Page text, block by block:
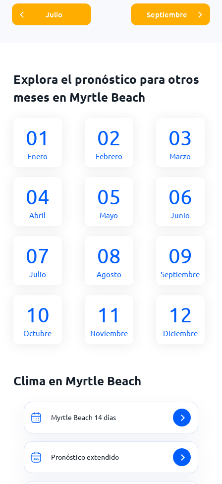
Julio Septiembre
Explora el pronóstico para otros
meses en Myrtle Beach
01
Enero
02
Febrero
03
Marzo
04
Abril
05
Mayo
06
Junio
07
Julio
08
Agosto
09
Septiembre
10
Octubre
11
Noviembre
12
Diciembre
Clima en Myrtle Beach
Myrtle Beach 14 días
Pronóstico extendido